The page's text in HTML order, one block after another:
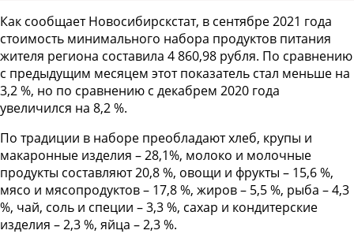
Как сообщает Новосибирскстат, в сентябре 2021 года
стоимость минимального набора продуктов питания
жителя региона составила 4 860,98 рубля. По сравнению
с предыдущим месяцем этот показатель стал меньше на
3,2 %, но по сравнению с декабрем 2020 года
увеличился на 8,2 %.
По традиции в наборе преобладают хлеб, крупы и
макаронные изделия – 28,1%, молоко и молочные
продукты составляют 20,8 %, овощи и фрукты – 15,6 %,
мясо и мясопродуктов – 17,8 %, жиров – 5,5 %, рыба – 4,3
%, чай, соль и специи – 3,3 %, сахар и кондитерские
изделия – 2,3 %, яйца – 2,3 %.